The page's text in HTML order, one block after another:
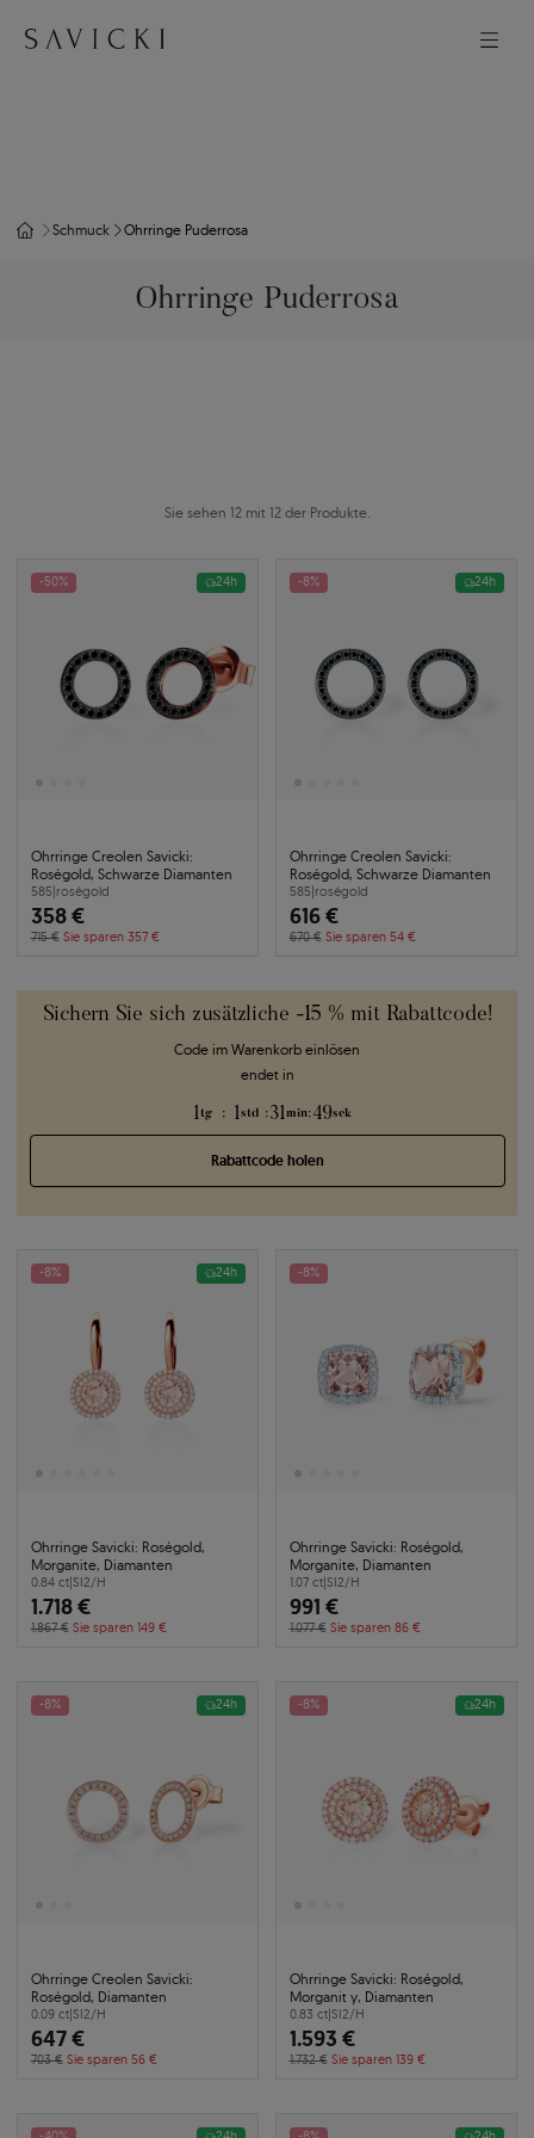
Schmuck Ohrringe Puderrosa
Ohrringe Puderrosa
Sie sehen 12 mit 12 der Produkte.
Sichern Sie sich zusätzliche -15 % mit Rabattcode!
Code im Warenkorb einlösen
endet in
1 tg : 1std :31min:49sek
Rabattcode holen
-50% 24h
Ohrringe Creolen Savicki:
Roségold, Schwarze Diamanten
585|roségold
358 €
715 € Sie sparen 357 €
-8% 24h
Ohrringe Creolen Savicki:
Roségold, Schwarze Diamanten
585|roségold
616 €
670 € Sie sparen 54 €
-8% 24h
Ohrringe Savicki: Roségold,
Morganite, Diamanten
0.84 ct|SI2/H
1.718 €
1.867 € Sie sparen 149 €
-8%
Ohrringe Savicki: Roségold,
Morganite, Diamanten
1.07 ct|SI2/H
991 €
1.077 € Sie sparen 86 €
-8% 24h
Ohrringe Creolen Savicki:
Roségold, Diamanten
0.09 ct|SI2/H
647 €
703 € Sie sparen 56 €
-8% 24h
Ohrringe Savicki: Roségold,
Morganit y, Diamanten
0.83 ct|SI2/H
1.593 €
1.732 € Sie sparen 139 €